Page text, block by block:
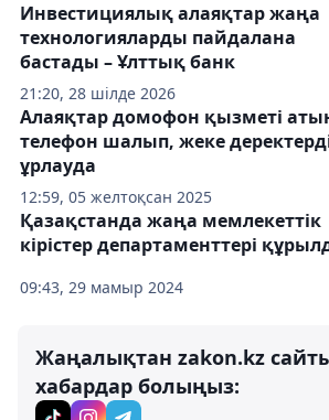
21:20, 28 шілде 2026
Инвестициялық алаяқтар жаңа
технологияларды пайдалана
бастады – Ұлттық банк
12:59, 05 желтоқсан 2025
Алаяқтар домофон қызметі
телефон шалып, жеке
ұрлауда
09:43, 29 мамыр 2024
Қазақстанда жаңа мемлекеттік
кірістер департаменттері
Жаңалықтан zakon.kz
хабардар болыңыз: